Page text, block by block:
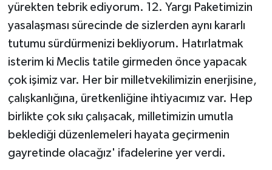
yürekten tebrik ediyorum. 12. Yargı Paketimizin
yasalaşması sürecinde de sizlerden aynı kararlı
tutumu sürdürmenizi bekliyorum. Hatırlatmak
isterim ki Meclis tatile girmeden önce yapacak
çok işimiz var. Her bir milletvekilimizin enerjisine,
çalışkanlığına, üretkenliğine ihtiyacımız var. Hep
birlikte çok sıkı çalışacak, milletimizin umutla
beklediği düzenlemeleri hayata geçirmenin
gayretinde olacağız' ifadelerine yer verdi.